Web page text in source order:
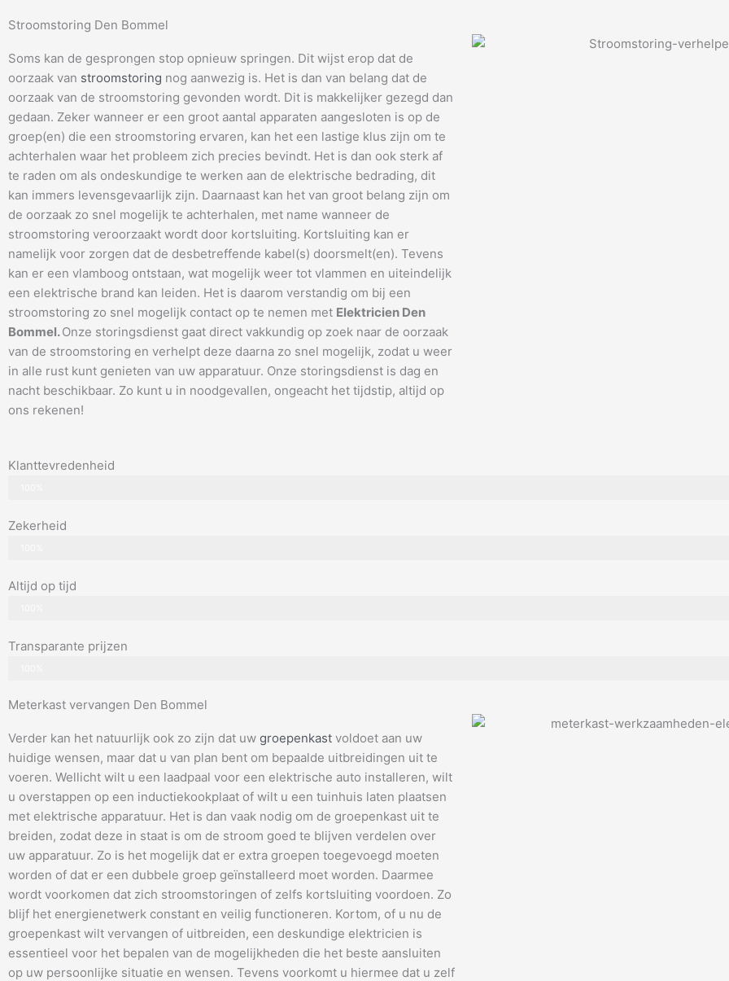
Stroomstoring Den Bommel
Soms kan de gesprongen stop opnieuw springen. Dit wijst erop dat de
oorzaak van stroomstoring nog aanwezig is. Het is dan van belang dat de
oorzaak van de stroomstoring gevonden wordt. Dit is makkelijker gezegd dan
gedaan. Zeker wanneer er een groot aantal apparaten aangesloten is op de
groep(en) die een stroomstoring ervaren, kan het een lastige klus zijn om te
achterhalen waar het probleem zich precies bevindt. Het is dan ook sterk af
te raden om als ondeskundige te werken aan de elektrische bedrading, dit
kan immers levensgevaarlijk zijn. Daarnaast kan het van groot belang zijn om
de oorzaak zo snel mogelijk te achterhalen, met name wanneer de
stroomstoring veroorzaakt wordt door kortsluiting. Kortsluiting kan er
namelijk voor zorgen dat de desbetreffende kabel(s) doorsmelt(en). Tevens
kan er een vlamboog ontstaan, wat mogelijk weer tot vlammen en uiteindelijk
een elektrische brand kan leiden. Het is daarom verstandig om bij een
stroomstoring zo snel mogelijk contact op te nemen met Elektricien Den
Bommel.Onze storingsdienst gaat direct vakkundig op zoek naar de oorzaak
van de stroomstoring en verhelpt deze daarna zo snel mogelijk, zodat u weer
in alle rust kunt genieten van uw apparatuur. Onze storingsdienst is dag en
nacht beschikbaar. Zo kunt u in noodgevallen, ongeacht het tijdstip, altijd op
ons rekenen!
Klanttevredenheid
Zekerheid
Altijd op tijd
Transparante prijzen
Meterkast vervangen Den Bommel
Verder kan het natuurlijk ook zo zijn dat uw groepenkast voldoet aan uw
huidige wensen, maar dat u van plan bent om bepaalde uitbreidingen uit te
voeren. Wellicht wilt u een laadpaal voor een elektrische auto installeren, wilt
u overstappen op een inductiekookplaat of wilt u een tuinhuis laten plaatsen
met elektrische apparatuur. Het is dan vaak nodig om de groepenkast uit te
breiden, zodat deze in staat is om de stroom goed te blijven verdelen over
uw apparatuur. Zo is het mogelijk dat er extra groepen toegevoegd moeten
worden of dat er een dubbele groep geïnstalleerd moet worden. Daarmee
wordt voorkomen dat zich stroomstoringen of zelfs kortsluiting voordoen. Zo
blijf het energienetwerk constant en veilig functioneren. Kortom, of u nu de
groepenkast wilt vervangen of uitbreiden, een deskundige elektricien is
essentieel voor het bepalen van de mogelijkheden die het beste aansluiten
op uw persoonlijke situatie en wensen. Tevens voorkomt u hiermee dat u zelf